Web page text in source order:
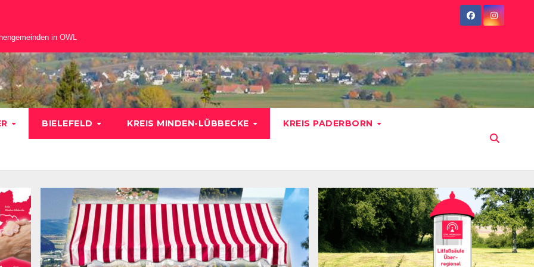
in OWL
BIELEFELD KREIS MINDEN-LÜBBECKE KREIS PADERBORN